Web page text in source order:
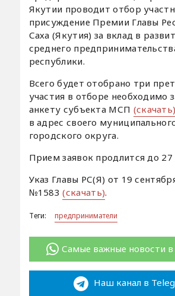
Якутии проводит отбор
присуждение Премии Главы
Саха (Якутия) за вклад в
среднего
республики.
Всего будет отобрано три
участия в отборе необходимо
анкету субъекта МСП (скачать)
в адрес своего
городского округа.
Прием заявок продлится до 27
Указ Главы РС(Я) от 19
№1583(скачать).
Теги: предприниматели
Самые важные новости в
Наш канал в